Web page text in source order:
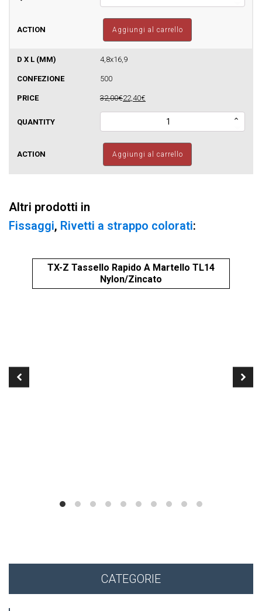
CATEGORIE
Rivetto
testa
NERO
Aggiungi al carrello
4,8x16,9
500
32,00€22,40€
UAFT9005
Rivetto
Aggiungi al carrello
Altri prodotti in
Fissaggi, Rivetti a strappo colorati:
TX-Z Tassello Rapido A Martello TL14
Nylon/Zincato